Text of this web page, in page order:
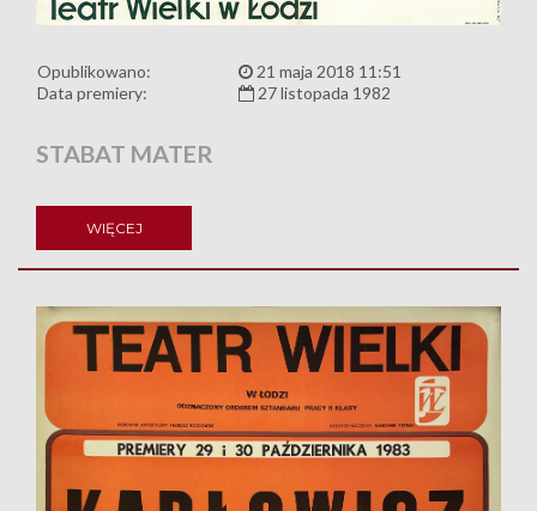
Opublikowano:
21 maja 2018 11:51
Data premiery:
27 listopada 1982
STABAT MATER
WIĘCEJ